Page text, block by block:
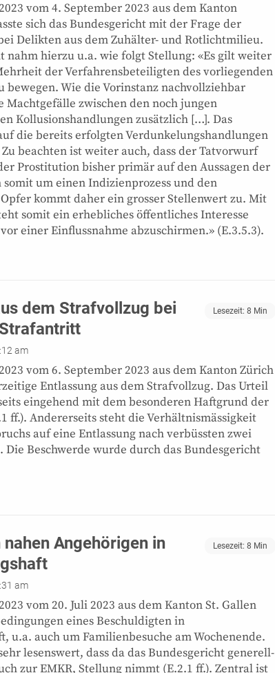
vom 4. September 2023 aus dem Kanton
sich das Bundesgericht mit der Frage der
Delikten aus dem Zuhälter- und Rotlichtmilieu.
nahm hierzu u.a. wie folgt Stellung: «Es gilt weiter
der Verfahrensbeteiligten des vorliegenden
Wie die Vorinstanz nachvollziehbar
zwischen den noch jungen
Kollusionshandlungen zusätzlich […]. Das
die bereits erfolgten Verdunkelungshandlungen
beachten ist weiter auch, dass der Tatvorwurf
Prostitution bisher primär auf den Aussagen der
um einen Indizienprozess und den
kommt daher ein grosser Stellenwert zu. Mit
somit ein erhebliches öffentliches Interesse
einer Einflussnahme abzuschirmen.» (E.3.5.3).
dem Strafvollzug bei
Lesezeit: 8 Min
am
vom 6. September 2023 aus dem Kanton Zürich
Entlassung aus dem Strafvollzug. Das Urteil
eingehend mit dem besonderen Haftgrund der
ff.). Andererseits steht die Verhältnismässigkeit
auf eine Entlassung nach verbüssten zwei
Beschwerde wurde durch das Bundesgericht
nahen Angehörigen in
Lesezeit: 8 Min
am
vom 20. Juli 2023 aus dem Kanton St. Gallen
eines Beschuldigten in
u.a. auch um Familienbesuche am Wochenende.
lesenswert, dass da das Bundesgericht generell-
zur EMKR, Stellung nimmt (E.2.1 ff.). Zentral ist